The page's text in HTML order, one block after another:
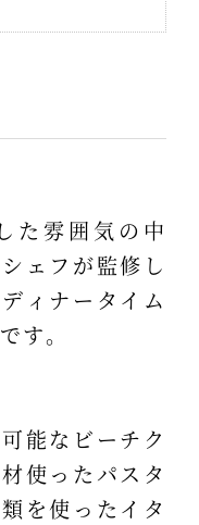
た雰囲気の中
ェフが監修し
ィナータイム
す。
能なビーチク
使ったパスタ
を使ったイタ